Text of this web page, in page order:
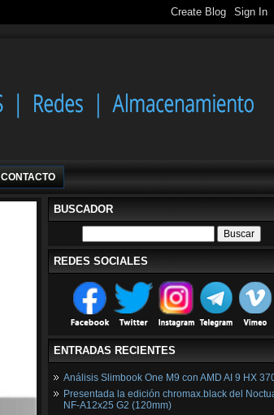
CONTACTO
BUSCADOR
REDES SOCIALES
ENTRADAS RECIENTES
Análisis Slimbook One M9 con AMD AI 9 HX
Presentada la edición chromax.black del
NF‑A12x25 G2 (120mm)